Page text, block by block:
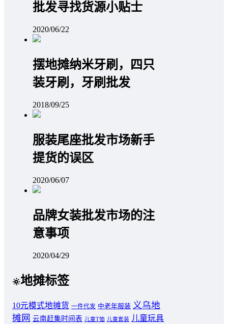
批发寻找货源小贴士
2020/06/22
摆地摊纳米牙刷，四只
装牙刷，牙刷批发
2018/09/25
服装尾座批发市场新手
提货的误区
2020/06/07
品牌女装批发市场的注
意事项
2020/04/29
地摊标签
10元模式地摊货 一件代发 中老年服装 义乌地
摊网 云南赶集时间表 儿童T恤 儿童套装 儿童玩具